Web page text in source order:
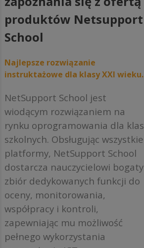
produktów Netsupport
School
Najlepsze rozwiązanie
instruktażowe dla klasy XXI wieku.
NetSupport School jest
wiodącym rozwiązaniem na
rynku oprogramowania dla klas
szkolnych. Obsługując wszystkie
platformy, NetSupport School
dostarcza nauczycielowi bogaty
zbiór dedykowanych funkcji do
oceny, monitorowania,
współpracy i kontroli,
zapewniając mu możliwość
pełnego wykorzystania